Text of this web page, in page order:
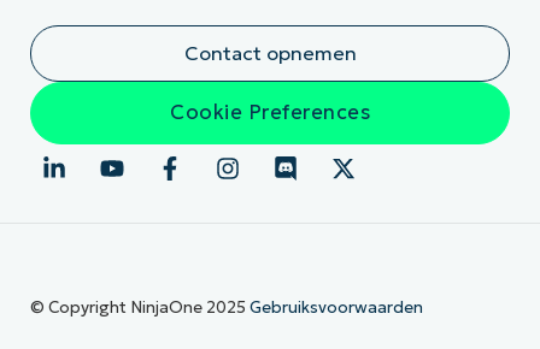
Contact opnemen
Cookie Preferences
© Copyright NinjaOne 2025 Gebruiksvoorwaarden